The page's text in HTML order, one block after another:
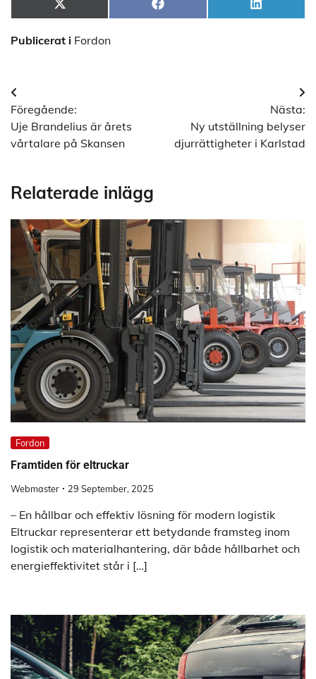
Dela
på
X
(Twitter)
Dela
på
Facebook
Dela
på
LinkedIn
Publicerat i Fordon
Inläggsnavigering
Föregående:
Uje Brandelius är årets
vårtalare på Skansen
Nästa:
Ny utställning belyser
djurrättigheter i Karlstad
Relaterade inlägg
Fordon
Framtiden för eltruckar
Webmaster 29 September, 2025
– En hållbar och effektiv lösning för modern logistik
Eltruckar representerar ett betydande framsteg inom
logistik och materialhantering, där både hållbarhet och
energieffektivitet står i […]